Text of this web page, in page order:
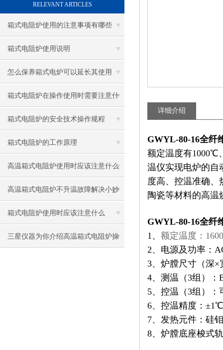
RELEVANT ARTICLES
箱式电阻炉使用的注意事项有哪些
箱式电阻炉使用说明
怎么保养箱式电炉可以延长其使用
箱式电阻炉在操作使用时需要注意什
么
箱式电阻炉的安全技术操作规程
箱式电阻炉的工作原理
高温箱式电阻炉使用时应该注意什么
呢
高温箱式电阻炉不升温故障解决小妙
招
箱式电阻炉使用时应该注意什么
三星仪器为你介绍高温箱式电阻炉操
详细介绍
GWYL-80-16全纤
额定温度有1000℃
温仪实现电炉的自
度高、控温准确、
陶瓷等材料的高
GWYL-80-16全纤
1、 额定温度：
2、电源及功率：
3、炉膛尺寸（深×
4、测温（3组）：
5、控温（3组）
6、控温精度：±1℃
7、发热元件：硅
8、炉膛底座梭式